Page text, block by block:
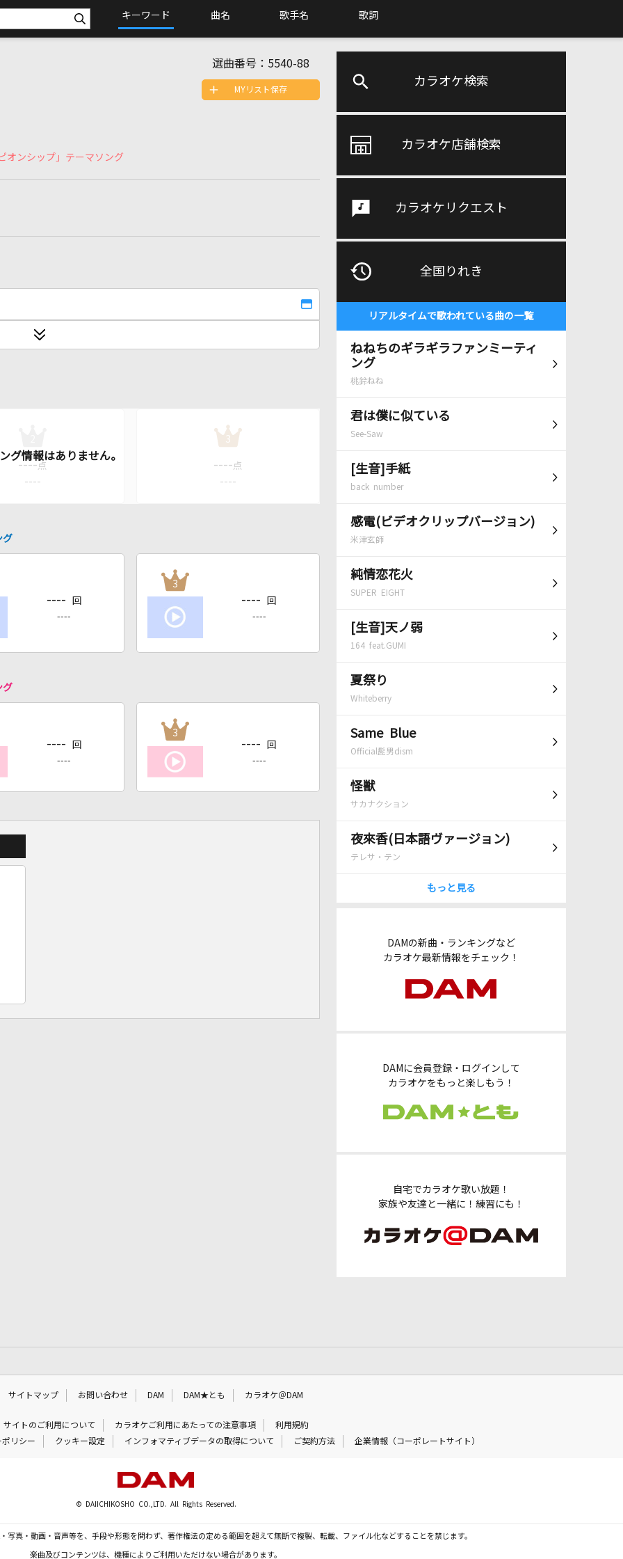
キーワード 曲名 歌手名 歌詞
カラオケ検索
カラオケ店舗検索
カラオケリクエスト
全国りれき
リアルタイムで歌われている曲の一覧
ねねちのギラギラファンミーティ
ング
桃鈴ねね
君は僕に似ている
See-Saw
[生音]手紙
back number
感電(ビデオクリップバージョン)
米津玄師
純情恋花火
SUPER EIGHT
[生音]天ノ弱
164 feat.GUMI
夏祭り
Whiteberry
Same Blue
Official髭男dism
怪獣
サカナクション
夜來香(日本語ヴァージョン)
テレサ・テン
もっと見る
DAMの新曲・ランキングなど
カラオケ最新情報をチェック！
DAMに会員登録・ログインして
カラオケをもっと楽しもう！
自宅でカラオケ歌い放題！
家族や友達と一緒に！練習にも！
選曲番号： 5540-88
オンシップ」テーマソング
MYリスト保存
---- 点
----
3
---- 点
----
グ
---- 回
----
3
---- 回
----
グ
---- 回
----
3
---- 回
----
サイトマップ お問い合わせ DAM DAM★とも カラオケ＠DAM
サイトのご利用について カラオケご利用にあたっての注意事項
利用規約
リシー
クッキー設定 インフォマティブデータの取得について ご契約方法 企業情報（コーポレートサイト）
© DAIICHIKOSHO CO.,LTD. All Rights Reserved.
写真・動画・音声等を、手段や形態を問わず、著作権法の定める範囲を超えて無断で複製、転載、ファイル化などすることを禁じます。
楽曲及びコンテンツは、機種によりご利用いただけない場合があります。